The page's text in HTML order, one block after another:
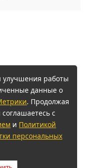
работы
данные о
. Продолжая
с
и Политикой
персональных